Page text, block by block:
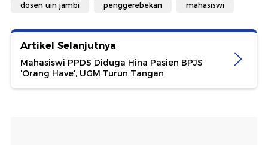
dosen uin jambi penggerebekan mahasiswi
Artikel Selanjutnya
Mahasiswi PPDS Diduga Hina Pasien BPJS
'Orang Have', UGM Turun Tangan